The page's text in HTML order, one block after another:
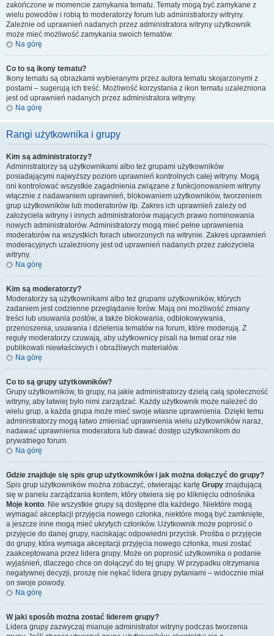
zakończone w momencie zamykania tematu. Tematy mogą być zamykane z
wielu powodów i robią to moderatorzy forum lub administratorzy witryny.
Zależnie od uprawnień nadanych przez administratora witryny użytkownik
może mieć możliwość zamykania swoich tematów.
Na górę
Co to są ikony tematu?
Ikony tematu są obrazkami wybieranymi przez autora tematu skojarzonymi z
postami – sugerują ich treść. Możliwość korzystania z ikon tematu uzależniona
jest od uprawnień nadanych przez administratora witryny.
Na górę
Rangi użytkownika i grupy
Kim są administratorzy?
Administratorzy są użytkownikami albo też grupami użytkowników
posiadającymi najwyższy poziom uprawnień kontrolnych całej witryny. Mogą
oni kontrolować wszystkie zagadnienia związane z funkcjonowaniem witryny
włącznie z nadawaniem uprawnień, blokowaniem użytkowników, tworzeniem
grup użytkowników lub moderatorów itp. Zakres ich uprawnień zależy od
założyciela witryny i innych administratorów mających prawo nominowania
nowych administratorów. Administratorzy mogą mieć pełne uprawnienia
moderatorów na wszystkich forach utworzonych na witrynie. Zakres uprawnień
moderacyjnych uzależniony jest od uprawnień nadanych przez założyciela
witryny.
Na górę
Kim są moderatorzy?
Moderatorzy są użytkownikami albo też grupami użytkowników, których
zadaniem jest codzienne przeglądanie forów. Mają oni możliwość zmiany
treści lub usuwania postów, a także blokowania, odblokowywania,
przenoszenia, usuwania i dzielenia tematów na forum, które moderują. Z
reguły moderatorzy czuwają, aby użytkownicy pisali na temat oraz nie
publikowali niewłaściwych i obraźliwych materiałów.
Na górę
Co to są grupy użytkowników?
Grupy użytkowników, to grupy, na jakie administratorzy dzielą całą społeczność
witryny, aby łatwiej było nimi zarządzać. Każdy użytkownik może należeć do
wielu grup, a każda grupa może mieć swoje własne uprawnienia. Dzięki temu
administratorzy mogą łatwo zmieniać uprawnienia wielu użytkowników naraz,
nadawać uprawnienia moderatora lub dawać dostęp użytkownikom do
prywatnego forum.
Na górę
Gdzie znajduje się spis grup użytkowników i jak można dołączyć do grupy?
Spis grup użytkowników można zobaczyć, otwierając kartę Grupy znajdującą
się w panelu zarządzania kontem, który otwiera się po kliknięciu odnośnika
Moje konto. Nie wszystkie grupy są dostępne dla każdego. Niektóre mogą
wymagać akceptacji przyjęcia nowego członka, niektóre mogą być zamknięte,
a jeszcze inne mogą mieć ukrytych członków. Użytkownik może poprosić o
przyjęcie do danej grupy, naciskając odpowiedni przycisk. Prośba o przyjęcie
do grupy, która wymaga akceptacji przyjęcia nowego członka, musi zostać
zaakceptowana przez lidera grupy. Może on poprosić użytkownika o podanie
wyjaśnień, dlaczego chce on dołączyć do tej grupy. W przypadku otrzymania
negatywnej decyzji, proszę nie nękać lidera grupy pytaniami – widocznie miał
on swoje powody.
Na górę
W jaki sposób można zostać liderem grupy?
Lidera grupy zazwyczaj mianuje administrator witryny podczas tworzenia